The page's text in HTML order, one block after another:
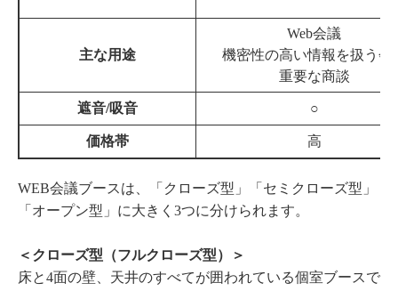
主な用途
Web会議
機密性の高い情報を扱う会
重要な商談
遮音/吸音 ○
価格帯 高
WEB会議ブースは、「クローズ型」「セミクローズ型」
「オープン型」に大きく3つに分けられます。
＜クローズ型（フルクローズ型）＞
床と4面の壁、天井のすべてが囲われている個室ブースで